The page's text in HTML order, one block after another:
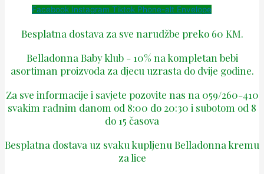
Facebook Instagram Tiktok Phone-alt Envelope
Besplatna dostava za sve narudžbe preko 60 KM.
Belladonna Baby klub - 10% na kompletan bebi
asortiman proizvoda za djecu uzrasta do dvije godine.
Za sve informacije i savjete pozovite nas na 059/260-410
svakim radnim danom od 8:00 do 20:30 i subotom od 8
do 15 časova
Besplatna dostava uz svaku kupljenu Belladonna kremu
za lice